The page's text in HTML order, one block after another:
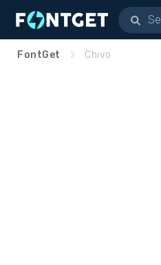
FontGet Chivo